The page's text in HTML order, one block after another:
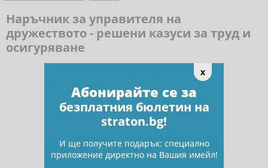
Наръчник за управителя на
дружеството - решени казуси за труд и
осигуряване
x
Абонирайте се за
безплатния бюлетин на
straton.bg!
И ще получите подарък: специално
приложение директно на Вашия имейл!